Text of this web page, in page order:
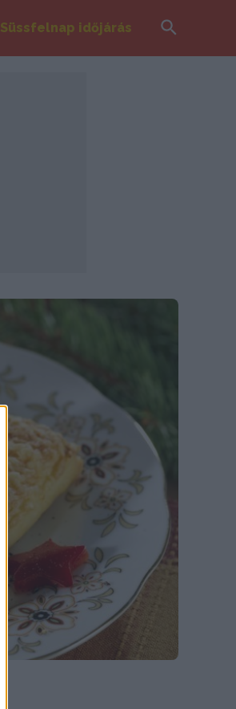
Süssfelnap időjárás Search